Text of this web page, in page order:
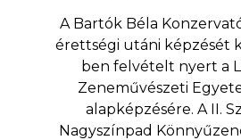
A Bartók Béla
érettségi utáni képzését
ben felvételt nyert a
Zeneművészeti
alapképzésére. A II.
Nagyszínpad